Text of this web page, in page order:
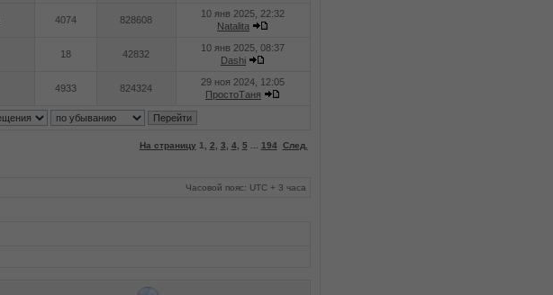
4074 828608
10 янв 2025, 22:32
Natalita
18 42832
10 янв 2025, 08:37
Dashi
4933 824324
29 ноя 2024, 12:05
ПростоТаня
На страницу 1 2 3 4, 5 194 След.
Часовой пояс: UTC + 3 часа